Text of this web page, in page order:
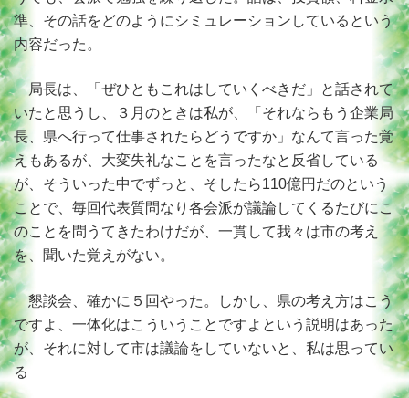
準、その話をどのようにシミュレーションしているという
内容だった。
局長は、「ぜひともこれはしていくべきだ」と話されて
いたと思うし、３月のときは私が、「それならもう企業局
長、県へ行って仕事されたらどうですか」なんて言った覚
えもあるが、大変失礼なことを言ったなと反省している
が、そういった中でずっと、そしたら110億円だのという
ことで、毎回代表質問なり各会派が議論してくるたびにこ
のことを問うてきたわけだが、一貫して我々は市の考え
を、聞いた覚えがない。
懇談会、確かに５回やった。しかし、県の考え方はこう
ですよ、一体化はこういうことですよという説明はあった
が、それに対して市は議論をしていないと、私は思ってい
る